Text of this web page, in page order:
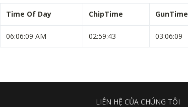
Time Of Day ChipTime GunTime
06:06:09 AM 02:59:43 03:06:09
LIÊN HỆ CỦA CHÚNG TÔI